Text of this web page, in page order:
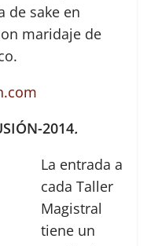
de sake en
maridaje de
2014.
La entrada a
cada Taller
Magistral
tiene un